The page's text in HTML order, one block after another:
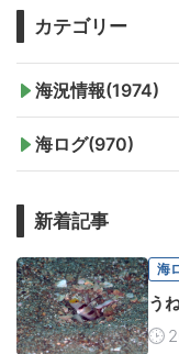
カテゴリー
海況情報(1974)
海ログ(970)
新着記事
海
う